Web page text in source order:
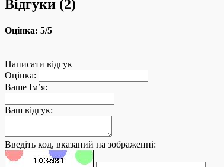
Відгуки (2)
Оцінка: 5/5
Написати відгук
Оцінка:
Ваше Ім’я:
Ваш відгук:
Введіть код, вказаний на зображенні: